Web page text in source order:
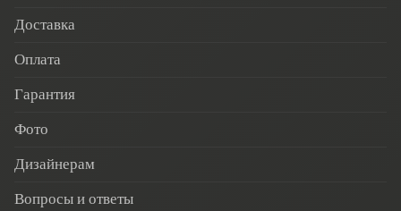
Доставка
Оплата
Гарантия
Фото
Дизайнерам
Вопросы и ответы